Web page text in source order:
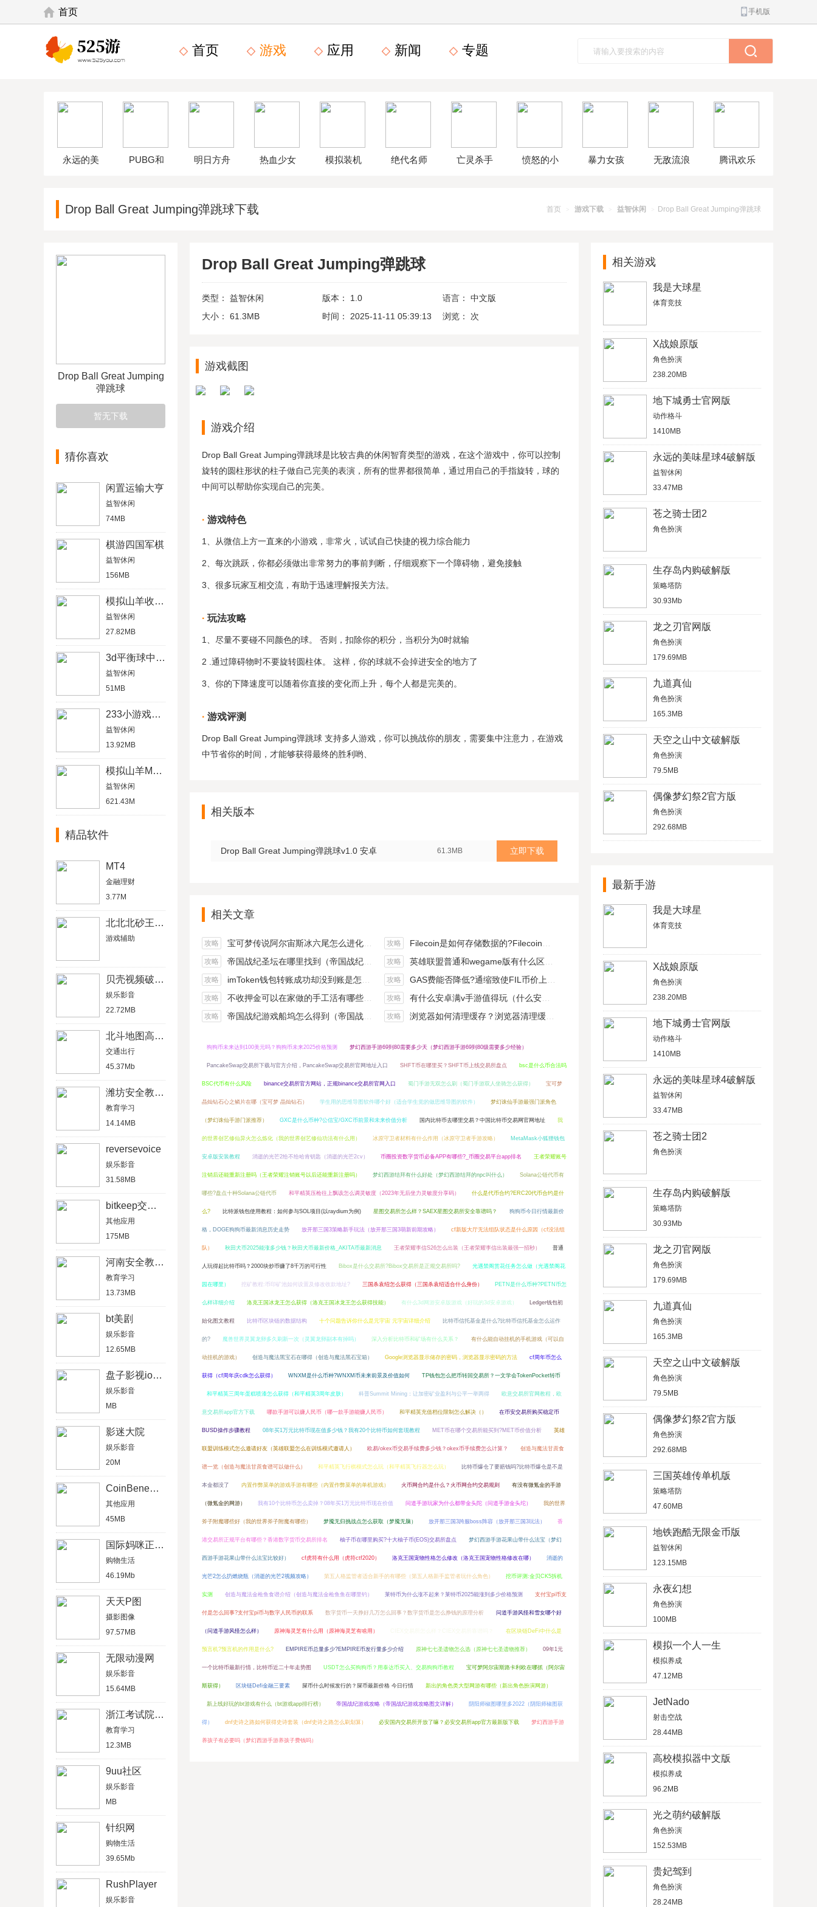
首页 手机版
首页 游戏 应用 新闻 专题
永远的美
解版
PUBG和
验服
明日方舟 热血少女 模拟装机 绝代名师 亡灵杀手 愤怒的小
战2破解版
暴力女孩
化版
无敌流浪 腾讯欢乐
版
首页 > 游戏下载 > 益智休闲 > Drop Ball Great Jumping弹跳球
Drop Ball Great Jumping弹跳球下载
Drop Ball Great Jumping
弹跳球
暂无下载
猜你喜欢
闲置运输大亨
益智休闲
74MB
棋游四国军棋
益智休闲
156MB
模拟山羊收获日无限山羊版
益智休闲
27.82MB
3d平衡球中文版
益智休闲
51MB
233小游戏红包版
益智休闲
13.92MB
模拟山羊MMO解锁版
益智休闲
621.43M
精品软件
MT4
金融理财
3.77M
北北北砂王者荣耀瑶的欢迎会
游戏辅助
贝壳视频破解版
娱乐影音
22.72MB
北斗地图高清卫星地图
交通出行
45.37Mb
潍坊安全教育平台
教育学习
14.14MB
reversevoice
娱乐影音
31.58MB
bitkeep交易所官网版
其他应用
175MB
河南安全教育平台
教育学习
13.73MB
bt美剧
娱乐影音
12.65MB
盘子影视ios版
娱乐影音
MB
影迷大院
娱乐影音
20M
CoinBene满币网
其他应用
45MB
国际妈咪正规奶粉
购物生活
46.19Mb
天天P图
摄影图像
97.57MB
无限动漫网
娱乐影音
15.64MB
浙江考试院官网版
教育学习
12.3MB
9uu社区
娱乐影音
MB
针织网
购物生活
39.65Mb
RushPlayer
娱乐影音
Drop Ball Great Jumping弹跳球
类型： 益智休闲 版本： 1.0 语言：
中文版
大小：
61.3MB 时间： 2025-11-11 05:39:13 浏览： 次
游戏截图
游戏介绍
Drop Ball Great Jumping弹跳球是比较古典的休闲智育类型的游戏，在这个游戏中，你可以控制
旋转的圆柱形状的柱子做自己完美的表演，所有的世界都很简单，通过用自己的手指旋转，球的
中间可以帮助你实现自己的完美。
游戏特色
1、从微信上方一直来的小游戏，非常火，试试自己快捷的视力综合能力
2、每次跳跃，你都必须做出非常努力的事前判断，仔细观察下一个障碍物，避免接触
3、很多玩家互相交流，有助于迅速理解报关方法。
玩法攻略
1、尽量不要碰不同颜色的球。 否则，扣除你的积分，当积分为0时就输
2 .通过障碍物时不要旋转圆柱体。 这样，你的球就不会掉进安全的地方了
3、你的下降速度可以随着你直接的变化而上升，每个人都是完美的。
游戏评测
Drop Ball Great Jumping弹跳球 支持多人游戏，你可以挑战你的朋友，需要集中注意力，在游戏
中节省你的时间，才能够获得最终的胜利哟、
相关版本
Drop Ball Great Jumping弹跳球v1.0 安卓 61.3MB 立即下载
相关文章
攻略 宝可梦传说阿尔宙斯冰六尾怎么进化（宝可梦冰六尾怎么得） 攻略 Filecoin是如何存储数据的?Filecoin的价值体现和未来前景分析
攻略 帝国战纪圣坛在哪里找到（帝国战纪游戏攻略） 攻略 英雄联盟普通和wegame版有什么区别（英雄联盟wegame版和英雄联盟）
攻略 imToken钱包转账成功却没到账是怎么回事? 攻略 GAS费能否降低?通缩致使FIL币价上涨,近看1000U
攻略 不收押金可以在家做的手工活有哪些？四个可以操作的小项目真是可靠 攻略 有什么安卓满v手游值得玩（什么安卓手游好玩）
攻略 帝国战纪游戏船坞怎么得到（帝国战纪战役攻略） 攻略 浏览器如何清理缓存？浏览器清理缓存快捷键
狗狗币未来达到100美元吗？狗狗币未来2025价格预测 梦幻西游手游69到80需要多少天（梦幻西游手游69到80级需要多少经验）
PancakeSwap交易所下载与官方介绍，PancakeSwap交易所官网地址入口 SHFT币在哪里买？SHFT币上线交易所盘点 bsc是什么币合法吗
BSC代币有什么风险 binance交易所官方网站，正规binance交易所官网入口 蜀门手游无双怎么刷（蜀门手游双人坐骑怎么获得） 宝可梦
晶灿钻石心之鳞片在哪（宝可梦 晶灿钻石） 学生用的思维导图软件哪个好（适合学生党的做思维导图的软件） 梦幻诛仙手游最强门派角色
（梦幻诛仙手游门派推荐） GXC是什么币种?公信宝/GXC币前景和未来价值分析 国内比特币去哪里交易？中国比特币交易网官网地址 我
的世界创艺修仙异火怎么炼化（我的世界创艺修仙功法有什么用） 冰原守卫者材料有什么作用（冰原守卫者手游攻略） MetaMask小狐狸钱包
安卓版安装教程 消逝的光芒2给不给哈肯钥匙（消逝的光芒2cv） 币圈投资数字货币必备APP有哪些?_币圈交易平台app排名 王者荣耀账号
注销后还能重新注册吗（王者荣耀注销账号以后还能重新注册吗） 梦幻西游结拜有什么好处（梦幻西游结拜的npc叫什么） Solana公链代币有
哪些?盘点十种Solana公链代币 和平精英压枪往上飘该怎么调灵敏度（2023年无后坐力灵敏度分享码） 什么是代币合约?ERC20代币合约是什
么? 比特派钱包使用教程：如何参与SOL项目(以raydium为例) 星图交易所怎么样？SAEX星图交易所安全靠谱吗？ 狗狗币今日行情最新价
格，DOGE狗狗币最新消息历史走势 放开那三国3策略新手玩法（放开那三国3萌新前期攻略） cf新版大厅无法组队状态是什么原因（cf没法组
队） 秋田犬币2025能涨多少钱？秋田犬币最新价格_AKITA币最新消息 王者荣耀李信S26怎么出装（王者荣耀李信出装最强一招秒） 普通
人玩得起比特币吗？2000块炒币赚了8千万的可行性 Bibox是什么交易所?Bibox交易所是正规交易所吗? 光遇禁阁赏花任务怎么做（光遇禁阁花
园在哪里） 挖矿教程:币印矿池如何设置及修改收款地址? 三国杀袁绍怎么获得（三国杀袁绍适合什么身份） PETN是什么币种?PETN币怎
么样详细介绍 洛克王国冰龙王怎么获得（洛克王国冰龙王怎么获得技能） 有什么3d网游安卓版游戏（好玩的3d安卓游戏） Ledger钱包初
始化图文教程 比特币区块链的数据结构 十个问题告诉你什么是元宇宙 元宇宙详细介绍 比特币信托基金是什么?比特币信托基金怎么运作
的? 魔兽世界灵翼龙卵多久刷新一次（灵翼龙卵副本有掉吗） 深入分析比特币和矿场有什么关系？ 有什么能自动挂机的手机游戏（可以自
动挂机的游戏） 创造与魔法黑宝石在哪得（创造与魔法黑石宝箱） Google浏览器显示储存的密码，浏览器显示密码的方法 cf周年币怎么
获得（cf周年庆cdk怎么获得） WNXM是什么币种?WNXM币未来前景及价值如何 TP钱包怎么把币转回交易所？一文学会TokenPocket转币
和平精英三周年蛋糕喷漆怎么获得（和平精英3周年皮肤） 科普Summit Mining：让加密矿业盈利与公平一举两得 欧意交易所官网教程，欧
意交易所app官方下载 哪款手游可以赚人民币（哪一款手游能赚人民币） 和平精英充值档位限制怎么解决（） 在币安交易所购买稳定币
BUSD操作步骤教程 08年买1万元比特币现在值多少钱？我有20个比特币如何套现教程 MET币在哪个交易所能买到?MET币价值分析 英雄
联盟训练模式怎么邀请好友（英雄联盟怎么在训练模式邀请人） 欧易/okex币交易手续费多少钱？okex币手续费怎么计算？ 创造与魔法甘蔗食
谱一览（创造与魔法甘蔗食谱可以做什么） 和平精英飞行棋模式怎么玩（和平精英飞行器怎么玩） 比特币爆仓了要赔钱吗?比特币爆仓是不是
本金都没了 内置作弊菜单的游戏手游有哪些（内置作弊菜单的单机游戏） 火币网合约是什么？火币网合约交易规则 有没有微氪金的手游
（微氪金的网游） 我有10个比特币怎么卖掉？08年买1万元比特币现在价值 问道手游玩家为什么都带金头陀（问道手游金头坨） 我的世界
斧子附魔哪些好（我的世界斧子附魔有哪些） 梦魇无归挑战点怎么获取（梦魇无脑） 放开那三国3跨服boss阵容（放开那三国3玩法） 香
港交易所正规平台有哪些？香港数字货币交易所排名 柚子币在哪里购买?十大柚子币(EOS)交易所盘点 梦幻西游手游花果山带什么法宝（梦幻
西游手游花果山带什么法宝比较好） cf虎符有什么用（虎符ctf2020） 洛克王国宠物性格怎么修改（洛克王国宠物性格修改在哪） 消逝的
光芒2怎么扔燃烧瓶（消逝的光芒2视频攻略） 第五人格监管者适合新手的有哪些（第五人格新手监管者玩什么角色） 挖币评测:金贝CK5拆机
实测 创造与魔法金枪鱼食谱介绍（创造与魔法金枪鱼鱼在哪里钓） 莱特币为什么涨不起来？莱特币2025能涨到多少价格预测 支付宝pi币支
付是怎么回事?支付宝pi币与数字人民币的联系 数字货币一天挣好几万怎么回事？数字货币是怎么挣钱的原理分析 问道手游风怪和雪女哪个好
（问道手游风怪怎么样） 原神海灵芝有什么用（原神海灵芝有啥用） 在区块链DeFi中什么是
预言机?预言机的作用是什么? EMPIRE币总量多少?EMPIRE币发行量多少介绍 原神七七圣遗物怎么选（原神七七圣遗物推荐） 09年1元
一个比特币最新行情，比特币近二十年走势图 USDT怎么买狗狗币？用泰达币买入、交易狗狗币教程 宝可梦阿尔宙斯路卡利欧在哪抓（阿尔宙
斯获得） 区块链Defi金融三要素 屎币什么时候发行的？屎币最新价格 今日行情 新出的角色类大型网游有哪些（新出角色扮演网游）
新上线好玩的bt游戏有什么（bt游戏app排行榜） 帝国战纪游戏攻略（帝国战纪游戏攻略图文详解） 阴阳师椒图哪里多2022（阴阳师椒图获
得） dnf史诗之路如何获得史诗套装（dnf史诗之路怎么刷划算） 必安国内交易所开放了嘛？必安交易所app官方最新版下载 梦幻西游手游
养孩子有必要吗（梦幻西游手游养孩子费钱吗）
相关游戏
我是大球星
体育竞技
X战娘原版
角色扮演
238.20MB
地下城勇士官网版
动作格斗
1410MB
永远的美味星球4破解版
益智休闲
33.47MB
苍之骑士团2
角色扮演
生存岛内购破解版
策略塔防
30.93Mb
龙之刃官网版
角色扮演
179.69MB
九道真仙
角色扮演
165.3MB
天空之山中文破解版
角色扮演
79.5MB
偶像梦幻祭2官方版
角色扮演
292.68MB
最新手游
我是大球星
体育竞技
X战娘原版
角色扮演
238.20MB
地下城勇士官网版
动作格斗
1410MB
永远的美味星球4破解版
益智休闲
33.47MB
苍之骑士团2
角色扮演
生存岛内购破解版
策略塔防
30.93Mb
龙之刃官网版
角色扮演
179.69MB
九道真仙
角色扮演
165.3MB
天空之山中文破解版
角色扮演
79.5MB
偶像梦幻祭2官方版
角色扮演
292.68MB
三国英雄传单机版
策略塔防
47.60MB
地铁跑酷无限金币版
益智休闲
123.15MB
永夜幻想
角色扮演
100MB
模拟一个人一生
模拟养成
47.12MB
JetNado
射击空战
28.44MB
高校模拟器中文版
模拟养成
96.2MB
光之萌约破解版
角色扮演
152.53MB
贵妃驾到
角色扮演
28.24MB